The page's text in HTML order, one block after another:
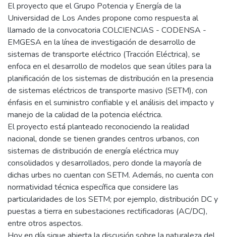
El proyecto que el Grupo Potencia y Energía de la
Universidad de Los Andes propone como respuesta al
llamado de la convocatoria COLCIENCIAS - CODENSA -
EMGESA en la línea de investigación de desarrollo de
sistemas de transporte eléctrico (Tracción Eléctrica), se
enfoca en el desarrollo de modelos que sean útiles para la
planificación de los sistemas de distribución en la presencia
de sistemas eléctricos de transporte masivo (SETM), con
énfasis en el suministro confiable y el análisis del impacto y
manejo de la calidad de la potencia eléctrica.
El proyecto está planteado reconociendo la realidad
nacional, donde se tienen grandes centros urbanos, con
sistemas de distribución de energía eléctrica muy
consolidados y desarrollados, pero donde la mayoría de
dichas urbes no cuentan con SETM. Además, no cuenta con
normatividad técnica específica que considere las
particularidades de los SETM; por ejemplo, distribución DC y
puestas a tierra en subestaciones rectificadoras (AC/DC),
entre otros aspectos.